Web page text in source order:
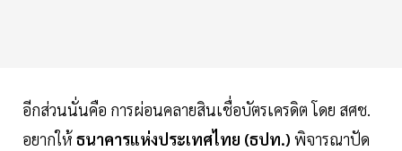
อีกส่วนนั่นคือ การผ่อนคลายสินเชื่อบัตรเครดิต โดย สศช.
อยากให้ธนาคารแห่งประเทศไทย (ธปท.) พิจารณาปัด